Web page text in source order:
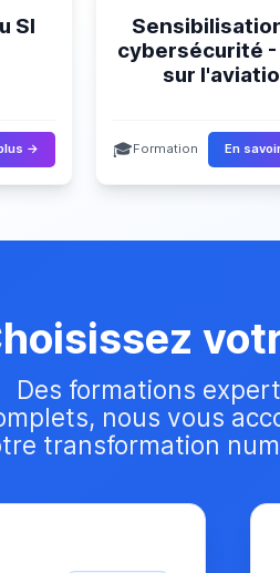
SI
→
cybersécurité -
sur
🎓Formation En
Des formations
nous vous
transformation